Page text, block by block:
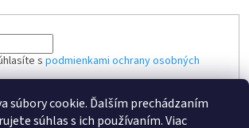
súbory cookie. Ďalším prechádzaním
súhlas s ich používaním. Viac
s podmienkami ochrany osobných